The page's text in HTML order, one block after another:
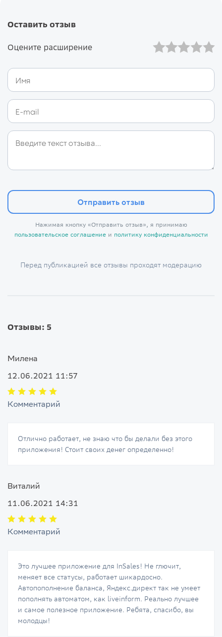
Оставить отзыв
Оцените расширение
Отправить отзыв
Нажимая кнопку «Отправить отзыв», я принимаю
пользовательское соглашениеи политику конфиденциальности
Перед публикацией все отзывы проходят модерацию
Отзывы: 5
Милена
12.06.2021 11:57
Комментарий
Отлично работает, не знаю что бы делали без этого
приложения! Стоит своих денег определенно!
Виталий
11.06.2021 14:31
Комментарий
Это лучшее приложение для InSales! Не глючит,
меняет все статусы, работает шикардосно.
Автопополнение баланса, Яндекс.директ так не умеет
пополнять автоматом, как liveinform. Реально лучшее
и самое полезное приложение. Ребята, спасибо, вы
молодцы!